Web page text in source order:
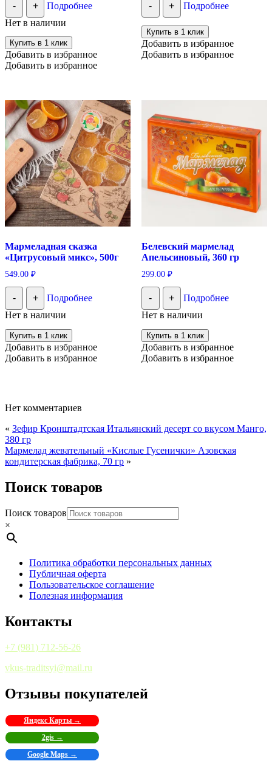
- +
Подробнее
Нет в наличии
Купить в 1 клик
Добавить в избранное
Добавить в избранное
- + Подробнее
Купить в 1 клик
Добавить в избранное
Добавить в избранное
Мармеладная сказка
«Цитрусовый микс», 500г
549.00 ₽
- +
Подробнее
Нет в наличии
Купить в 1 клик
Добавить в избранное
Добавить в избранное
Белевский мармелад
Апельсиновый, 360 гр
299.00 ₽
- +
Подробнее
Нет в наличии
Купить в 1 клик
Добавить в избранное
Добавить в избранное
Нет комментариев
« Зефир Кронштадтская Итальянский десерт со вкусом Манго,
380 гр
Мармелад жевательный «Кислые Гусенички» Азовская
кондитерская фабрика, 70 гр »
Поиск товаров
Поиск товаров
×
Политика обработки персональных данных
Публичная оферта
Пользовательское соглашение
Полезная информация
Контакты
+7 (981) 712-56-26
vkus-traditsyi@mail.ru
Отзывы покупателей
Яндекс Карты →
2gis →
Google Maps →